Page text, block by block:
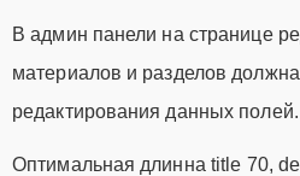
В админ панели на странице
материалов и разделов
редактирования данных полей.
Оптимальная длинна title 70,